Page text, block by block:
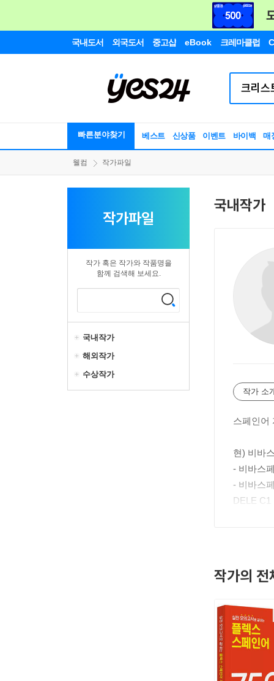
국내도서 외국도서 중고샵 eBook 크레마클럽
빠른분야찾기 베스트 신상품 이벤트 바이백 매
웰컴 작가파일
작가파일
작가 혹은 작가와 작품명을
함께 검색해 보세요.
국내작가
해외작가
수상작가
국내작가
작가 소
스페인어
현) 비바
- 비바스
- 비바스
DELE C1
《플렉스
《시험대
전) 레알
전) 종로
기업체
작가의 전